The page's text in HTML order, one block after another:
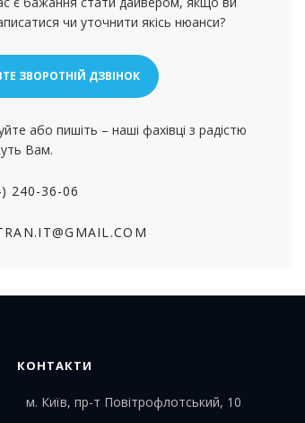
чи уточнити якісь нюанси?
ЗВОРОТНІЙ ДЗВІНОК
або пишіть – наші фахівці з радістю
Вам.
240-36-06
КОНТАКТИ
м. Київ, пр-т Повітрофлотський, 10